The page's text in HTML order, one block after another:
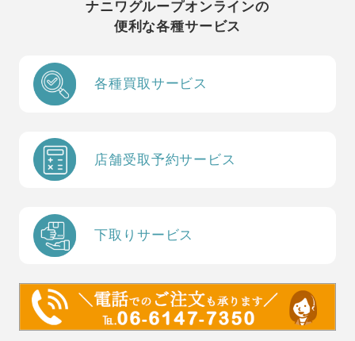
ナニワグループオンラインの
便利な各種サービス
各種買取サービス
店舗受取予約サービス
下取りサービス